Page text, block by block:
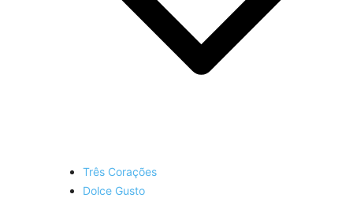
Três Corações
Dolce Gusto